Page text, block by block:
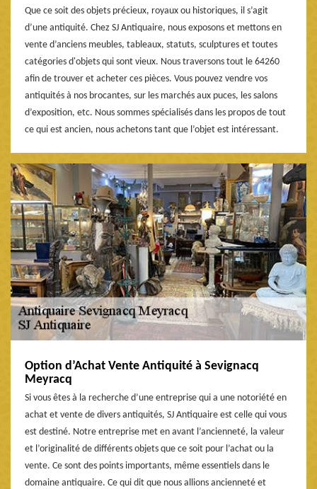
Que ce soit des objets précieux, royaux ou historiques, il s’agit
d’une antiquité. Chez SJ Antiquaire, nous exposons et mettons en
vente d’anciens meubles, tableaux, statuts, sculptures et toutes
catégories d'objets qui sont vieux. Nous traversons tout le 64260
afin de trouver et acheter ces pièces. Vous pouvez vendre vos
antiquités à nos brocantes, sur les marchés aux puces, les salons
d’exposition, etc. Nous sommes spécialisés dans les propos de tout
ce qui est ancien, nous achetons tant que l’objet est intéressant.
Option d’Achat Vente Antiquité à Sevignacq
Meyracq
Si vous êtes à la recherche d’une entreprise qui a une notoriété en
achat et vente de divers antiquités, SJ Antiquaire est celle qui vous
est destiné. Notre entreprise met en avant l’ancienneté, la valeur
et l’originalité de différents objets que ce soit pour l’achat ou la
vente. Ce sont des points importants, même essentiels dans le
domaine antiquaire. Ce qui dit que nous allions ancienneté et